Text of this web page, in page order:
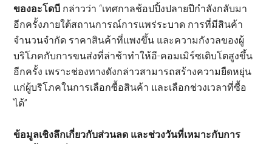
ของอะโดบี กล่าวว่า “เทศกาลช้อปปิ้งปลายปีกำลังกลับมา
อีกครั้งภายใต้สถานการณ์การแพร่ระบาด การที่มีสินค้า
จำนวนจำกัด ราคาสินค้าที่แพงขึ้น และความกังวลของผู้
บริโภคกับการขนส่งที่ล่าช้าทำให้อี-คอมเมิร์ซเติบโตสูงขึ้น
อีกครั้ง เพราะช่องทางดังกล่าวสามารถสร้างความยืดหยุ่น
แก่ผู้บริโภคในการเลือกซื้อสินค้า และเลือกช่วงเวลาที่ซื้อ
ได้”
ข้อมูลเชิงลึกเกี่ยวกับส่วนลด และช่วงวันที่เหมาะกับการ